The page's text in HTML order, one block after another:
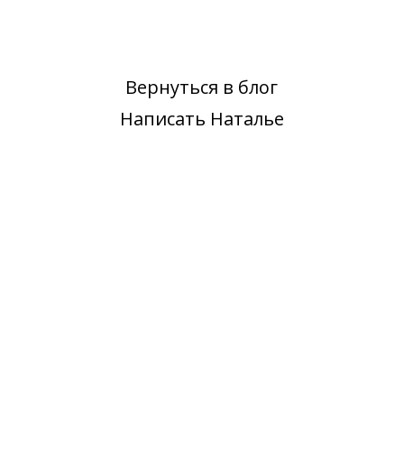
Вернуться в блог
Написать Наталье